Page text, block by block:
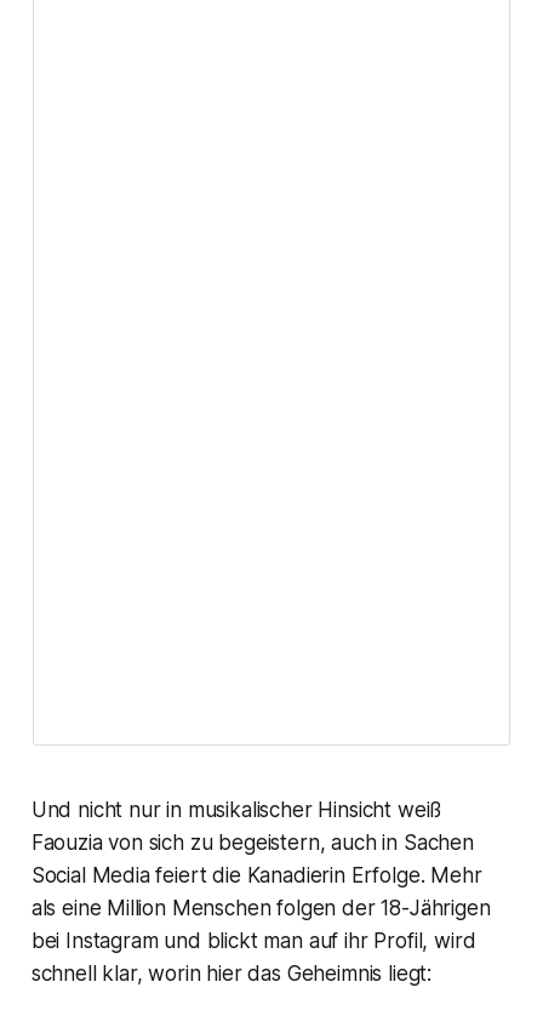
Und nicht nur in musikalischer Hinsicht weiß
Faouzia von sich zu begeistern, auch in Sachen
Social Media feiert die Kanadierin Erfolge. Mehr
als eine Million Menschen folgen der 18-Jährigen
bei Instagram und blickt man auf ihr Profil, wird
schnell klar, worin hier das Geheimnis liegt: